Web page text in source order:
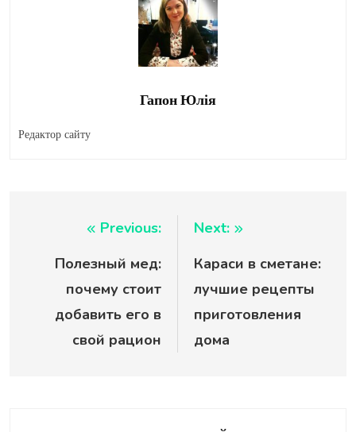
Гапон Юлія
Редактор сайту
Навигация
записям
Previous:
Полезный мед:
почему стоит
добавить его в
свой рацион
Next:
Караси в сметане:
лучшие рецепты
приготовления
дома